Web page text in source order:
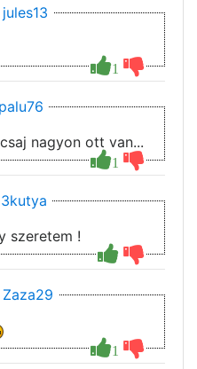
jules13
1
palu76
1
nagyon ott van...
3kutya
Nem egy hűha,de én úgy szeretem !
Zaza29
1